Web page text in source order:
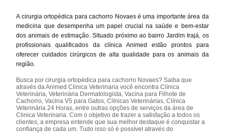
A cirurgia ortopédica para cachorro Novaes é uma importante área da
medicina que desempenha um papel crucial na saúde e bem-estar
dos animais de estimação. Situado próximo ao bairro Jardim Irajá, os
profissionais qualificados da clínica Animed estão prontos para
oferecer cuidados cirúrgicos de alta qualidade para os animais da
região.
Busca por cirurgia ortopédica para cachorro Novaes? Saiba que
através da Animed Clinica Veterinaria você encontra Clínica
Veterinária, Veterinária Dermatologista, Vacina para Filhote de
Cachorro, Vacina V5 para Gatos, Clínicas Veterinárias, Clínica
Veterinária 24 Horas, entre outras opções de serviços da área de
Clinica Veterinaria. Com o objetivo de trazer a satisfação a todos os
clientes, a empresa entende que sua melhor destaque é conquistar a
confiança de cada um. Tudo isso só é possível através do